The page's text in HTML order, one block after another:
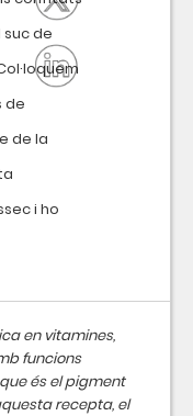
de
de
de la
i ho
en vitamines,
funcions
és el pigment
recepta, el